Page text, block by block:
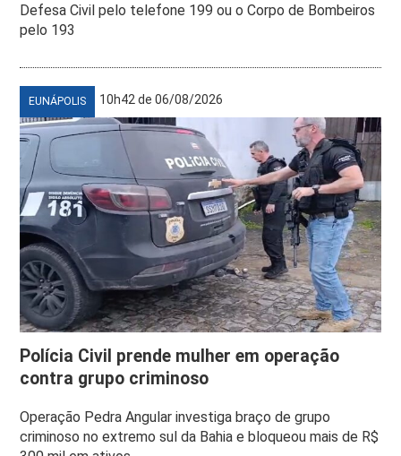
Defesa Civil pelo telefone 199 ou o Corpo de Bombeiros
pelo 193
EUNÁPOLIS 10h42 de 06/08/2026
Polícia Civil prende mulher em operação
contra grupo criminoso
Operação Pedra Angular investiga braço de grupo
criminoso no extremo sul da Bahia e bloqueou mais de R$